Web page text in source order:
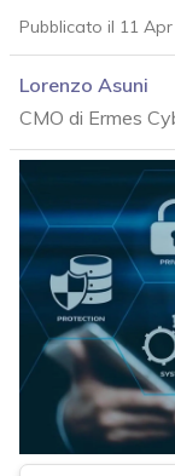
Pubblicato il 11
Lorenzo Asuni
CMO di Ermes